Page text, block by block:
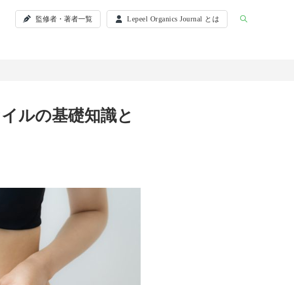
監修者・著者一覧 Lepeel Organics Journal とは
ルの基礎知識と